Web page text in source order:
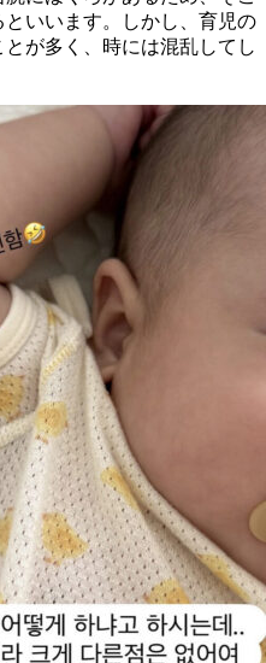
いいます。しかし、育児の
が多く、時には混乱してし